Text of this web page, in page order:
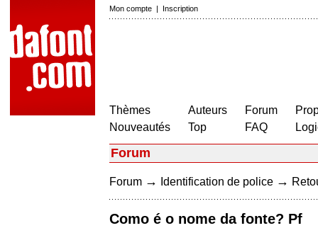
Mon compte | Inscription
Thèmes
Nouveautés
Auteurs
Top
Forum
FAQ
Forum
Forum → Identification de police →
Como é o nome da fonte? Pf